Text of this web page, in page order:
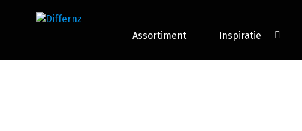
Assortiment Inspiratie